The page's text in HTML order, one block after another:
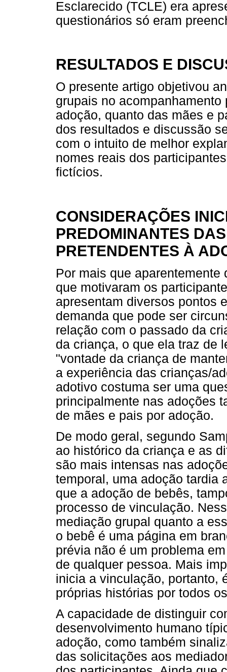
Esclarecido (TCLE) era
questionários só eram
RESULTADOS E
O presente artigo objetivou
grupais no
adoção, quanto das mães e
dos resultados e discussão
com o intuito de melhor
nomes reais dos
fictícios.
CONSIDERAÇÕES
PREDOMINANTES
PRETENDENTES À
Por mais que
que motivaram os
apresentam diversos pontos
demanda que pode ser
relação com o passado da
da criança, o que ela traz de
"vontade da criança de
a experiência das crianças/
adotivo costuma ser uma
principalmente nas adoções
de mães e pais por adoção.
De modo geral, segundo
ao histórico da criança e as
são mais intensas nas
temporal, uma adoção tardia
que a adoção de bebês,
processo de vinculação.
mediação grupal quanto a
o bebê é uma página em
prévia não é um problema
de qualquer pessoa. Mais
inicia a vinculação, portanto,
próprias histórias por todos
A capacidade de distinguir
desenvolvimento humano
adoção, como também
das solicitações aos